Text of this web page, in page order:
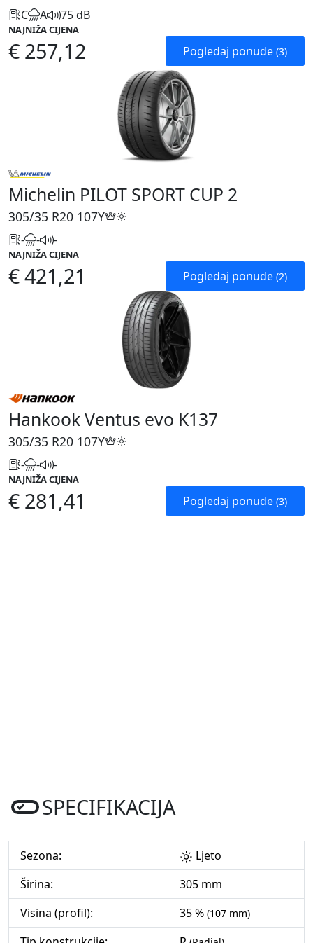
C A 75 dB
NAJNIŽA CIJENA
€ 257,12 Pogledaj ponude (3)
Michelin PILOT SPORT CUP 2
305/35 R20 107Y
- - -
NAJNIŽA CIJENA
€ 421,21 Pogledaj ponude (2)
Hankook Ventus evo K137
305/35 R20 107Y
- - -
NAJNIŽA CIJENA
€ 281,41 Pogledaj ponude (3)
SPECIFIKACIJA
Sezona:
Ljeto
Širina:
305 mm
Visina (profil):
35 % (107 mm)